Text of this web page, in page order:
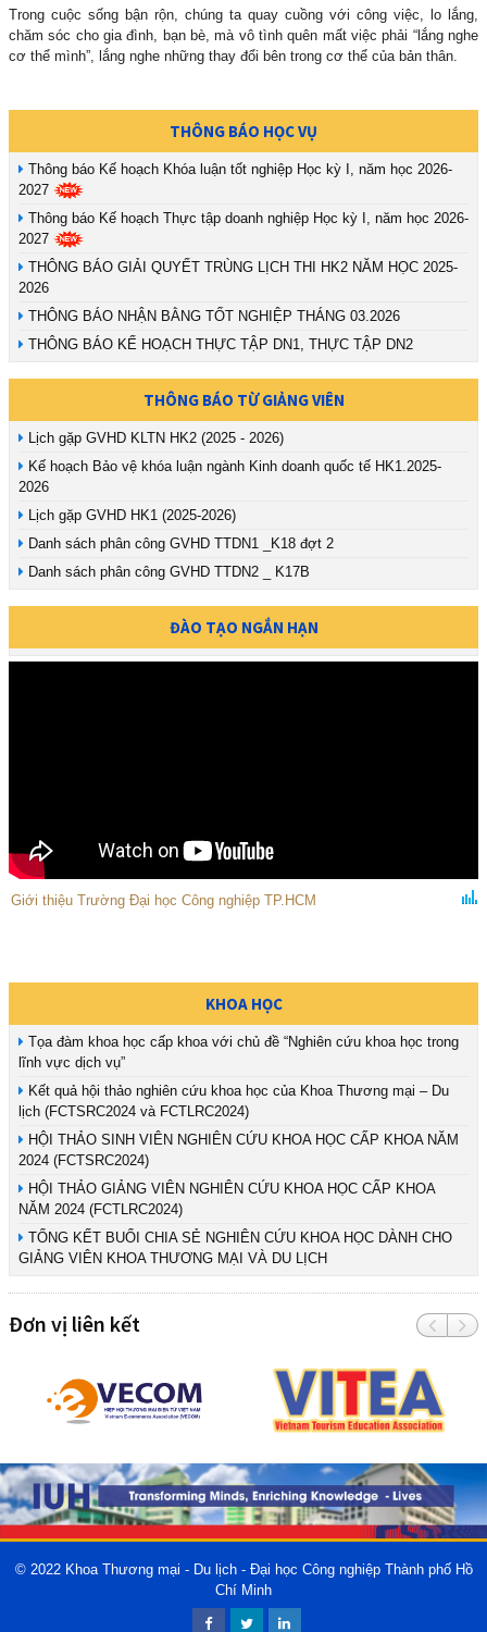
Trong cuộc sống bận rộn, chúng ta quay cuồng với công việc, lo lắng,
chăm sóc cho gia đình, bạn bè, mà vô tình quên mất việc phải “lắng nghe
cơ thể mình”, lắng nghe những thay đổi bên trong cơ thể của bản thân.
THÔNG BÁO HỌC VỤ
Thông báo Kế hoạch Khóa luận tốt nghiệp Học kỳ I, năm học 2026-
2027
Thông báo Kế hoạch Thực tập doanh nghiệp Học kỳ I, năm học 2026-
2027
THÔNG BÁO GIẢI QUYẾT TRÙNG LỊCH THI HK2 NĂM HỌC 2025-
2026
THÔNG BÁO NHẬN BẰNG TỐT NGHIỆP THÁNG 03.2026
THÔNG BÁO KẾ HOẠCH THỰC TẬP DN1, THỰC TẬP DN2
THÔNG BÁO TỪ GIẢNG VIÊN
Lịch gặp GVHD KLTN HK2 (2025 - 2026)
Kế hoạch Bảo vệ khóa luận ngành Kinh doanh quốc tế HK1.2025-
2026
Lịch gặp GVHD HK1 (2025-2026)
Danh sách phân công GVHD TTDN1 _K18 đợt 2
Danh sách phân công GVHD TTDN2 _ K17B
ĐÀO TẠO NGẮN HẠN
Giới thiệu Trường Đại học Công nghiệp TP.HCM
KHOA HỌC
Tọa đàm khoa học cấp khoa với chủ đề “Nghiên cứu khoa học trong
lĩnh vực dịch vụ”
Kết quả hội thảo nghiên cứu khoa học của Khoa Thương mại – Du
lịch (FCTSRC2024 và FCTLRC2024)
HỘI THẢO SINH VIÊN NGHIÊN CỨU KHOA HỌC CẤP KHOA NĂM
2024 (FCTSRC2024)
HỘI THẢO GIẢNG VIÊN NGHIÊN CỨU KHOA HỌC CẤP KHOA
NĂM 2024 (FCTLRC2024)
TỔNG KẾT BUỔI CHIA SẺ NGHIÊN CỨU KHOA HỌC DÀNH CHO
GIẢNG VIÊN KHOA THƯƠNG MẠI VÀ DU LỊCH
Đơn vị liên kết
© 2022Khoa Thương mại - Du lịch - Đại học Công nghiệp Thành phố Hồ
Chí Minh